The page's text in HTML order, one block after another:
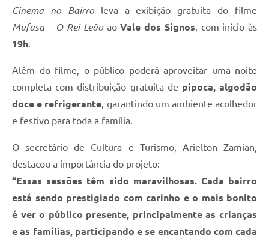
Cinema no Bairroleva a exibição gratuita do filme
Mufasa – O Rei LeãoaoVale dos Signos, com início às
19h.
Além do filme, o público poderá aproveitar uma noite
completa com distribuição gratuita de pipoca, algodão
doce e refrigerante, garantindo um ambiente acolhedor
e festivo para toda a família.
O secretário de Cultura e Turismo, Arielton Zamian,
destacou a importância do projeto:
“Essas sessões têm sido maravilhosas. Cada bairro
está sendo prestigiado com carinho e o mais bonito
é ver o público presente, principalmente as crianças
e as famílias, participando e se encantando com cada